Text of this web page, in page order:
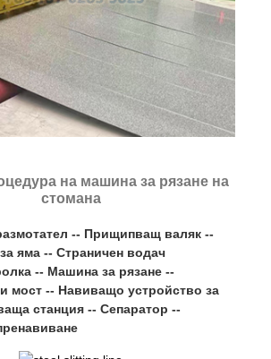
на машина за рязане на
стомана
-- Прищипващ валяк --
яма -- Страничен водач
-- Машина за рязане --
мост -- Навиващо устройство за
станция -- Сепаратор --